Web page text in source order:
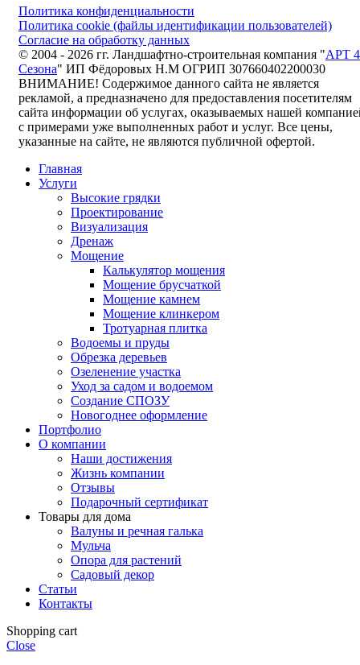
Политика конфиденциальности
Политика cookie (файлы идентификации пользователей)
Согласие на обработку данных
© 2004 - 2026 гг. Ландшафтно-строительная компания "АРТ 4
Сезона" ИП Фёдоровых Н.М ОГРИП 307660402200030
ВНИМАНИЕ! Содержимое данного сайта не является
рекламой, а предназначено для предоставления посетителям
сайта информации об услугах, оказываемых нашей
с примерами уже выполненных работ и услуг. Все цены,
указанные на сайте, не являются публичной офертой.
Главная
Услуги
Высокие грядки
Проектирование
Визуализация
Дренаж
Мощение
Калькулятор мощения
Мощение брусчаткой
Мощение камнем
Мощение клинкером
Тротуарная плитка
Водоемы и пруды
Обрезка деревьев
Озеленение участка
Уход за садом и водоемом
Создание СПОЗУ
Новогоднее оформление
Портфолио
О компании
Наши достижения
Жизнь компании
Отзывы
Подарочный сертификат
Товары для дома
Валуны и речная галька
Мульча
Опора для растений
Садовый декор
Статьи
Контакты
Shopping cart
Close